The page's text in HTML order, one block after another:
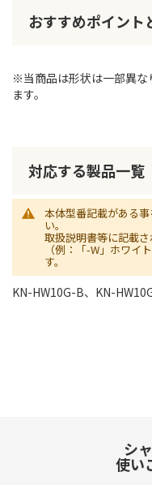
おすすめポイント
※当商品は形状は一部異な
ます。
対応する製品一覧
本体型番記載がある
い。
取扱説明書等に記載
（例：「-W」ホワイ
す。
KN-HW10G-B、KN-
シ
使い